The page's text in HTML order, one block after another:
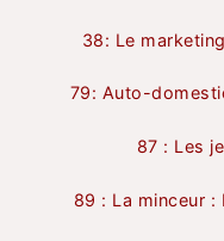
38: Le
79: Auto-
87 : Les
89 : La minceur :